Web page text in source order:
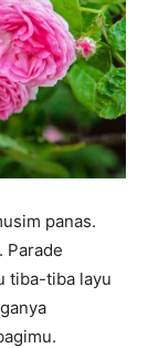
panas.
Parade
tiba-tiba layu